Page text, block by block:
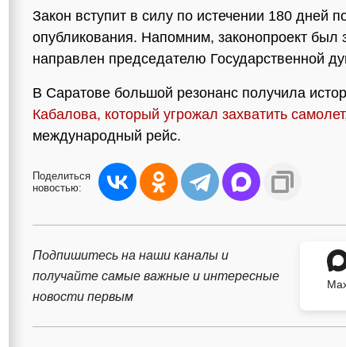
Закон вступит в силу по истечении 180 дней
опубликования. Напомним, законопроект был
направлен председателю Государственной
В Саратове большой резонанс получила
Кабалова, который угрожал захватить самолет
международный рейс.
Поделиться
новостью:
Подпишитесь на наши каналы и
получайте самые важные и интересные
новости первым